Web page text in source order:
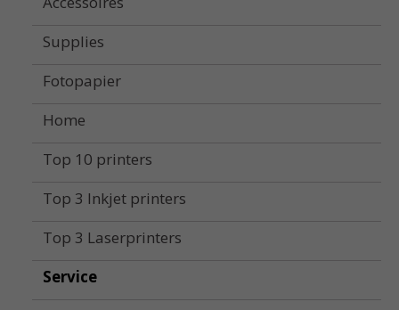
Supplies
Fotopapier
Home
Top 10 printers
Top 3 Inkjet printers
Top 3 Laserprinters
Service